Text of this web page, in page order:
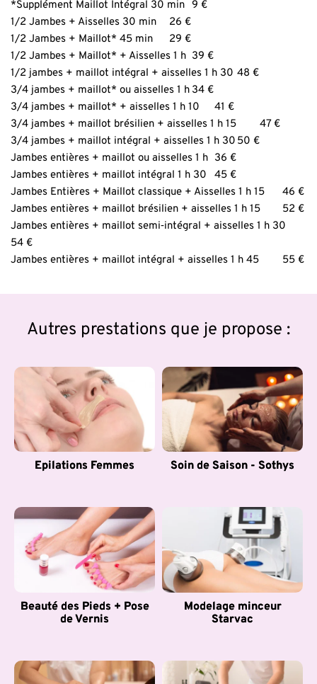
*Supplément Maillot Intégral 30 min	9 €
1/2 Jambes + Aisselles 30 min	26 €
1/2 Jambes + Maillot* 45 min	29 €
1/2 Jambes + Maillot* + Aisselles 1 h	39 €
1/2 jambes + maillot intégral + aisselles 1 h 30	48 €
3/4 jambes + maillot* ou aisselles 1 h	34 €
3/4 jambes + maillot* + aisselles 1 h 10	41 €
3/4 jambes + maillot brésilien + aisselles 1 h 15	47 €
3/4 jambes + maillot intégral + aisselles 1 h 30	50 €
Jambes entières + maillot ou aisselles 1 h	36 €
Jambes entières + maillot intégral 1 h 30	45 €
Jambes Entières + Maillot classique + Aisselles 1 h 15	46 €
Jambes entières + maillot brésilien + aisselles 1 h 15	52 €
Jambes entières + maillot semi‑intégral + aisselles 1 h 30
54 €
Jambes entières + maillot intégral + aisselles 1 h 45	55 €
Autres prestations que je propose :
Epilations Femmes Soin de Saison - Sothys
Beauté des Pieds + Pose
de Vernis
Modelage minceur
Starvac